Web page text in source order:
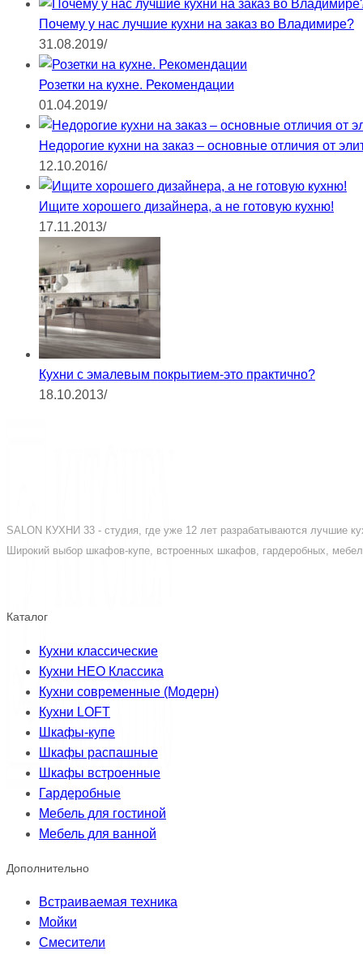
Почему у нас лучшие кухни на заказ во Владимире?
31.08.2019/
Розетки на кухне. Рекомендации
01.04.2019/
Недорогие кухни на заказ – основные отличия от
12.10.2016/
Ищите хорошего дизайнера, а не готовую кухню!
17.11.2013/
Кухни с эмалевым покрытием-это практично?
18.10.2013/
SALON КУХНИ 33 - студия, где уже 12 лет разрабатываются лучшие
Широкий выбор шкафов-купе, встроенных шкафов, гардеробных,
Каталог
Кухни классические
Кухни НЕО Классика
Кухни современные (Модерн)
Кухни LOFT
Шкафы-купе
Шкафы распашные
Шкафы встроенные
Гардеробные
Мебель для гостиной
Мебель для ванной
Дополнительно
Встраиваемая техника
Мойки
Смесители